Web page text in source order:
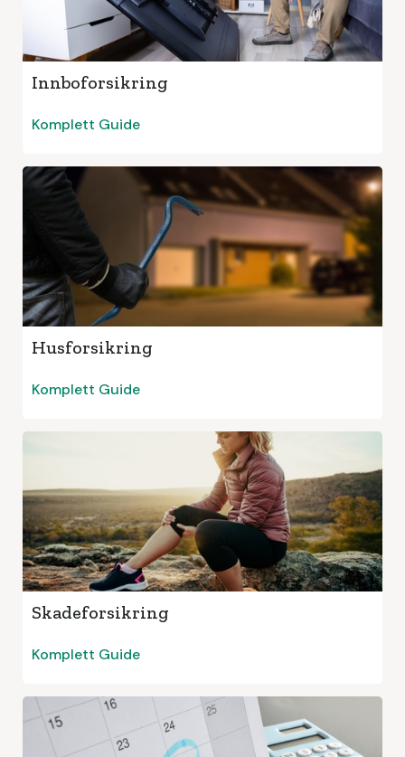
Innboforsikring
Komplett Guide
Husforsikring
Komplett Guide
Skadeforsikring
Komplett Guide